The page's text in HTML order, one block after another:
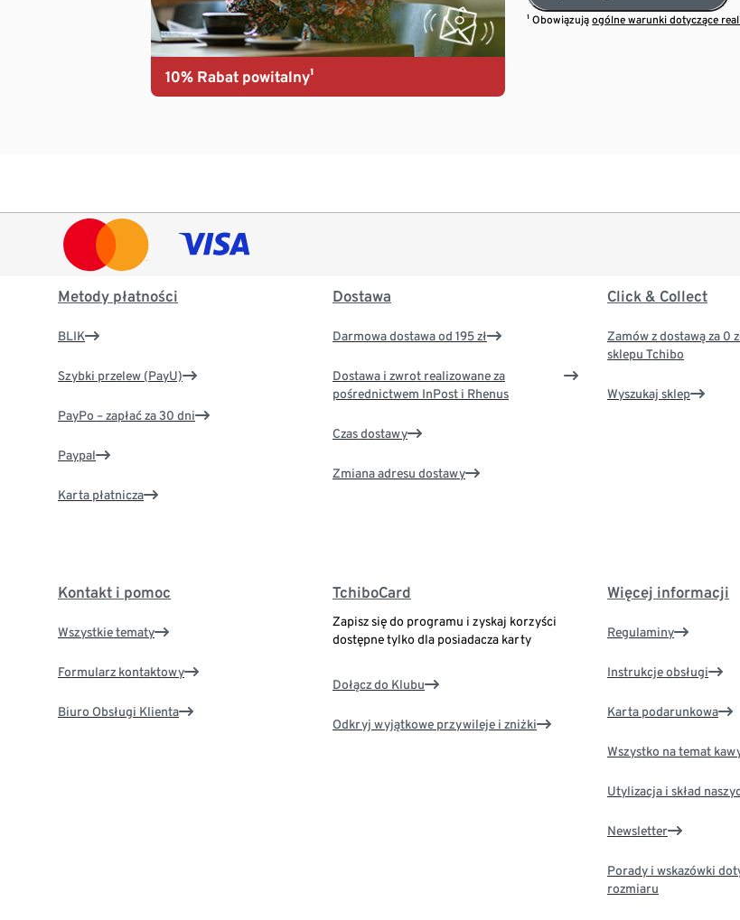
10% Rabat powitalny¹
¹ Obowiązująogólne warunki dotyczące
Metody płatności
BLIK
Szybki przelew (PayU)
PayPo – zapłać za 30 dni
Paypal
Karta płatnicza
Dostawa
Darmowa dostawa od 195 zł
Dostawa i zwrot realizowane za
pośrednictwem InPost i Rhenus
Czas dostawy
Zmiana adresu dostawy
Click & Collect
Zamów z dostawą za 0
sklepu Tchibo
Wyszukaj sklep
Kontakt i pomoc
Wszystkie tematy
Formularz kontaktowy
Biuro Obsługi Klienta
TchiboCard
Zapisz się do programu i zyskaj korzyści
dostępne tylko dla posiadacza karty
Dołącz do Klubu
Odkryj wyjątkowe przywileje i zniżki
Więcej informacji
Regulaminy
Instrukcje obsługi
Karta podarunkowa
Wszystko na temat
Utylizacja i skład
Newsletter
Porady i wskazówki
rozmiaru